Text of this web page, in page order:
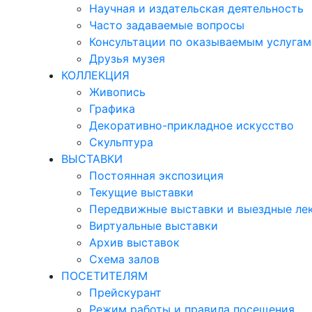
Научная и издательская деятельность
Часто задаваемые вопросы
Консультации по оказываемым услугам
Друзья музея
КОЛЛЕКЦИЯ
Живопись
Графика
Декоративно-прикладное искусство
Скульптура
ВЫСТАВКИ
Постоянная экспозиция
Текущие выставки
Передвижные выставки и выездные
Виртуальные выставки
Архив выставок
Схема залов
ПОСЕТИТЕЛЯМ
Прейскурант
Режим работы и правила посещения